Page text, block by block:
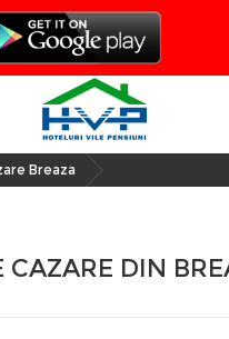
Toggle
navigation
Breaza
CAZARE DIN